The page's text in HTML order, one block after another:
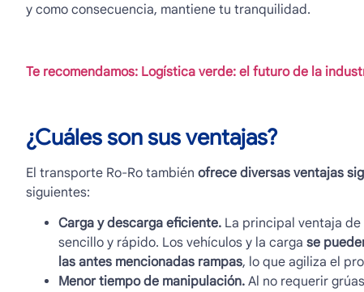
y como consecuencia, mantiene tu tranquilidad.
Te recomendamos: Logística verde: el futuro de la
¿Cuáles son sus ventajas?
El transporte Ro-Rotambién ofrece diversas ventajas
siguientes:
Carga y descarga eficiente.La principal ventaja de
sencillo y rápido. Los vehículos y la carga se
las antes mencionadas rampas, lo que agiliza el
Menor tiempo de manipulación.Al no requerir